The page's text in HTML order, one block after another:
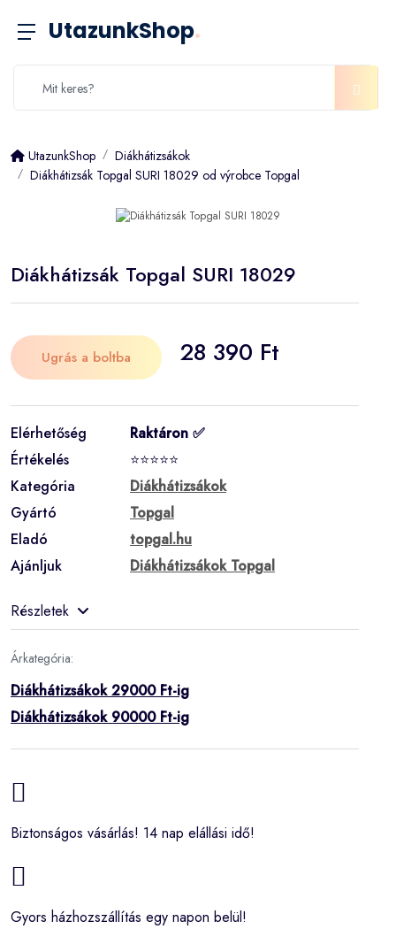
UtazunkShop.
UtazunkShop
Diákhátizsákok
Diákhátizsák Topgal SURI 18029 od výrobce Topgal
Diákhátizsák Topgal SURI 18029
Ugrás a boltba 28 390 Ft
Elérhetőség
Raktáron ✅
Értékelés
⭐⭐⭐⭐⭐
Kategória
Diákhátizsákok
Gyártó
Topgal
Eladó
topgal.hu
Ajánljuk
Diákhátizsákok Topgal
Részletek
Árkategória:
Diákhátizsákok 29000 Ft-ig
Diákhátizsákok 90000 Ft-ig
Biztonságos vásárlás! 14 nap elállási idő!
Gyors házhozszállítás egy napon belül!